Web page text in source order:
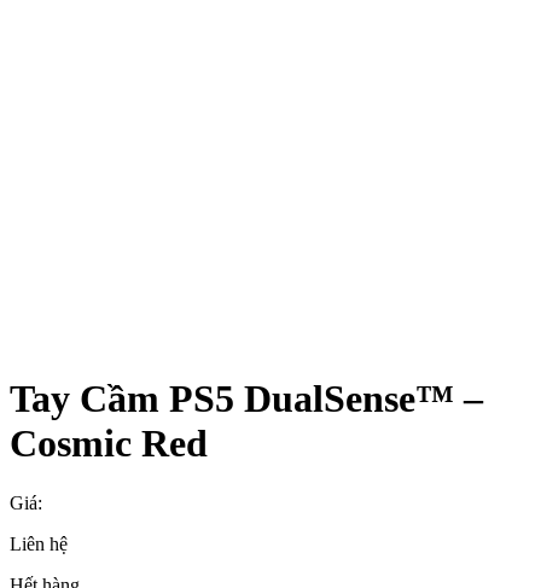
Tay Cầm PS5 DualSense™ –
Cosmic Red
Giá:
Liên hệ